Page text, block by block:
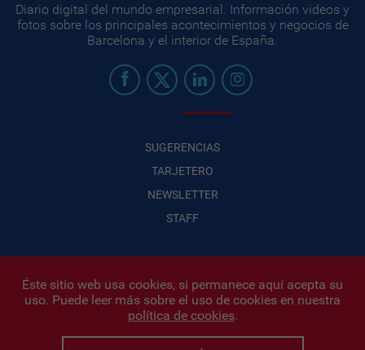
Diario digital del mundo empresarial. Información videos y
fotos sobre los principales acontecimientos y negocios de
Barcelona y el interior de España.
SUGERENCIAS
TARJETERO
NEWSLETTER
STAFF
Infonegocios 2026| INFONEGOCIOS S.A. · CUIT: 30710438486 |
Políticas de Privacidad|Protección de datos personales
Iñigo Biain
Éste sitio web usa cookies, si permanece aquí acepta su
uso. Puede leer más sobre el uso de cookies en nuestra
política de cookies.